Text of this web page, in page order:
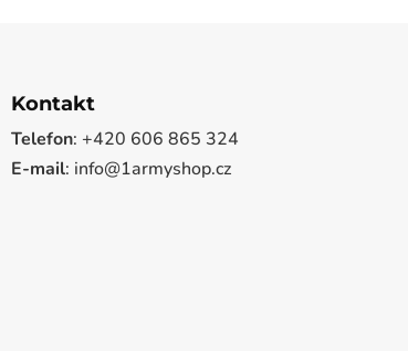
Kontakt
Telefon: +420 606 865 324
E-mail: info@1armyshop.cz